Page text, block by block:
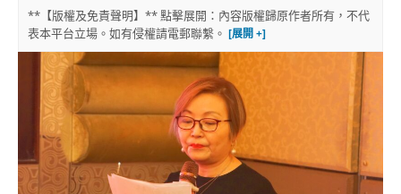
**【版權及免責聲明】** 點擊展開：內容版權歸原作者所有，不代
表本平台立場。如有侵權請電郵聯繫。